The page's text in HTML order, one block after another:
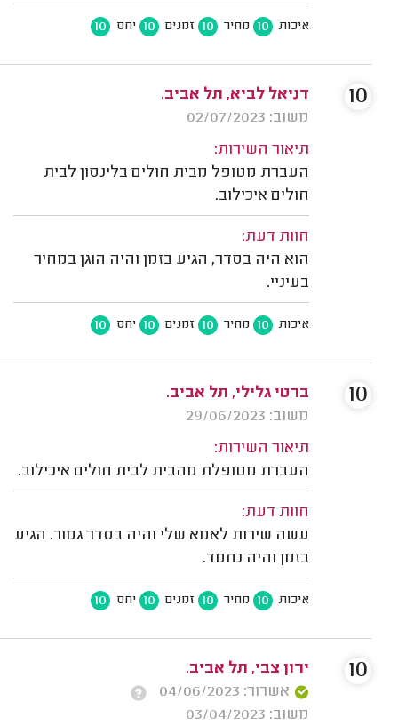
איכות 10 מחיר 10 זמנים 10 יחס 10
דניאל לביא, תל אביב.
משוב: 02/07/2023
תיאור השירות:
העברת מטופל מבית חולים בלינסון לבית
חולים איכילוב.
חוות דעת:
הוא היה בסדר, הגיע בזמן והיה הוגן במחיר
בעיניי.
איכות 10 מחיר 10 זמנים 10 יחס 10
10
ברטי גלילי, תל אביב.
משוב: 29/06/2023
תיאור השירות:
העברת מטופלת מהבית לבית חולים איכילוב.
חוות דעת:
עשה שירות לאמא שלי והיה בסדר גמור. הגיע
בזמן והיה נחמד.
איכות 10 מחיר 10 זמנים 10 יחס 10
10
ירון צבי, תל אביב.
אשרור: 04/06/2023
משוב: 03/04/2023
10